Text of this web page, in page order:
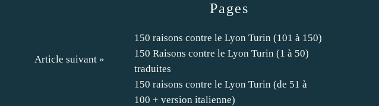
Article suivant »
Pages
150 raisons contre le Lyon Turin (101 à 150)
150 Raisons contre le Lyon Turin (1 à 50)
traduites
150 raisons contre le Lyon Turin (de 51 à
100 + version italienne)